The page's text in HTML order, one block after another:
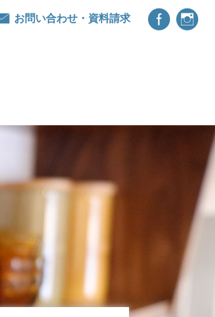
お問い合わせ・資料請求  